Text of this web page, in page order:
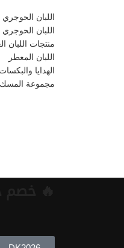
اللبان الحوجري
اللبان الحوجري
منتجات اللبان
اللبان المعطر
الهدايا والبكسات
مجموعة المسك